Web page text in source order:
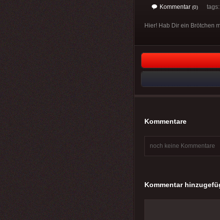
Kommentar (0)
Hier! Hab Dir ein Brötchen
Kommentare
noch keine Kommentare
Kommentar